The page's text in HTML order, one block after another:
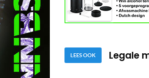
LEES OOK
Suver
Klinisch